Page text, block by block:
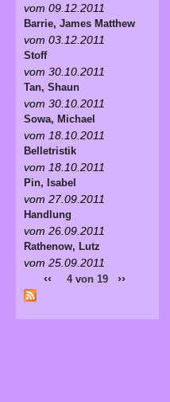
vom 09.12.2011
Barrie, James Matthew
vom 03.12.2011
Stoff
vom 30.10.2011
Tan, Shaun
vom 30.10.2011
Sowa, Michael
vom 18.10.2011
Belletristik
vom 18.10.2011
Pin, Isabel
vom 27.09.2011
Handlung
vom 26.09.2011
Rathenow, Lutz
vom 25.09.2011
‹‹ 4 von 19 ››